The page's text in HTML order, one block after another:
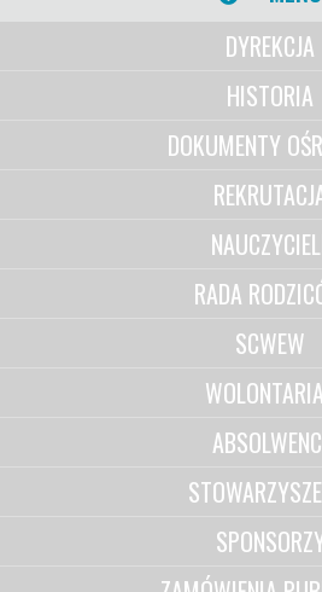
DYREKCJA
HISTORIA
DOKUMENTY
RADA
SCWEW